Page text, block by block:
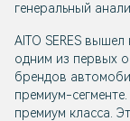
генеральный
AITO SERES
одним из первых
брендов
премиум-
премиум класса.